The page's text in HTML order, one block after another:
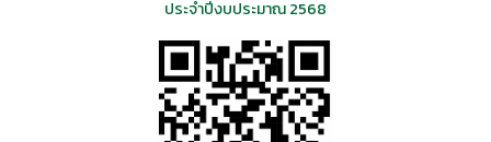
ประจำปีงบประมาณ 2568